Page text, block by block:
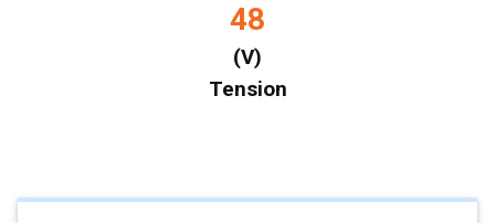
48
Tension
(V)